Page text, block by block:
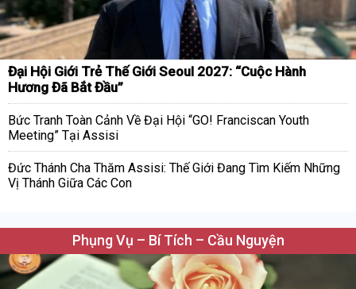
Đại Hội Giới Trẻ Thế Giới Seoul 2027: “Cuộc Hành
Hương Đã Bắt Đầu”
Bức Tranh Toàn Cảnh Về Đại Hội “GO! Franciscan Youth
Meeting” Tại Assisi
Đức Thánh Cha Thăm Assisi: Thế Giới Đang Tìm Kiếm Những
Vị Thánh Giữa Các Con
Phụng Vụ – Bí Tích – Cầu Nguyện